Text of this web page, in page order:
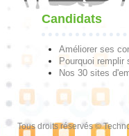
Candidats
Améliorer ses
Pourquoi remplir
Nos 30 sites
Tous droits réservés ©